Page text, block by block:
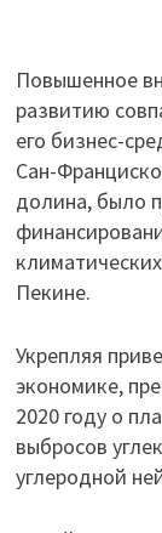
Повышенное
развитию
его бизнес-
Сан-
долина, было
Пекине.
Укрепляя
экономике,
2020 году о
выбросов
углеродной